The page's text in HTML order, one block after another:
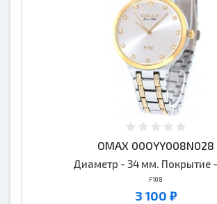
OMAX 00OYY008N028
Диаметр - 34 мм. Покрытие -
F108
3 100 ₽